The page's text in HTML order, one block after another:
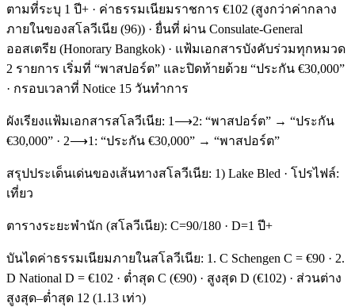
ตามที่ระบุ 1 ปี+ · ค่าธรรมเนียมราชการ €102 (สูงกว่าค่ากลาง
ภายในของสโลวีเนีย (96)) · ยื่นที่ ผ่าน Consulate-General
ออสเตรีย (Honorary Bangkok) · แฟ้มเอกสารบังคับร่วมทุกหมวด
2 รายการ เริ่มที่ “พาสปอร์ต” และปิดท้ายด้วย “ประกัน €30,000”
· กรอบเวลาที่ Notice 15 วันทำการ
ผังเรียงแฟ้มเอกสารสโลวีเนีย: 1⟶2: “พาสปอร์ต” → “ประกัน
€30,000” · 2⟶1: “ประกัน €30,000” → “พาสปอร์ต”
สรุปประเด็นเด่นของเส้นทางสโลวีเนีย: 1) Lake Bled · โปรไฟล์:
เที่ยว
ตารางระยะพำนัก (สโลวีเนีย): C=90/180 · D=1 ปี+
บันไดค่าธรรมเนียมภายในสโลวีเนีย: 1. C Schengen C = €90 · 2.
D National D = €102 · ต่ำสุด C (€90) · สูงสุด D (€102) · ส่วนต่าง
สูงสุด–ต่ำสุด 12 (1.13 เท่า)